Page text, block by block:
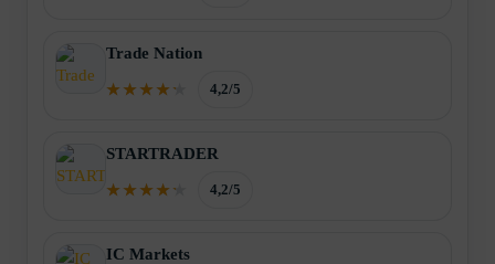
Trade Nation
4,2/5
STARTRADER
4,2/5
IC Markets